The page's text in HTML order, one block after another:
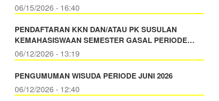
06/15/2026 - 16:40
PENDAFTARAN KKN DAN/ATAU PK SUSULAN
KEMAHASISWAAN SEMESTER GASAL PERIODE…
06/12/2026 - 13:19
PENGUMUMAN WISUDA PERIODE JUNI 2026
06/12/2026 - 12:40